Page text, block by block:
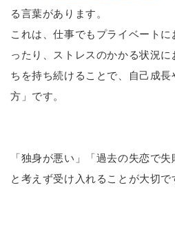
る言葉があります。
これは、仕事でもプライベート
ったり、ストレスのかかる状況
ちを持ち続けることで、自己成長
方」です。
「独身が悪い」「過去の失恋で
と考えず受け入れることが大切で